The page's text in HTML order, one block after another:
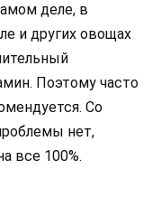
деле, в
и других овощах
Поэтому часто
Со
нет,
все 100%.